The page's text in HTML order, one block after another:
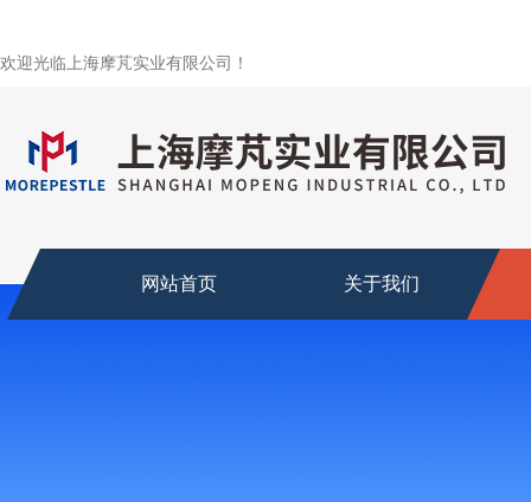
欢迎光临上海摩芃实业有限公司！
网站首页 关于我们